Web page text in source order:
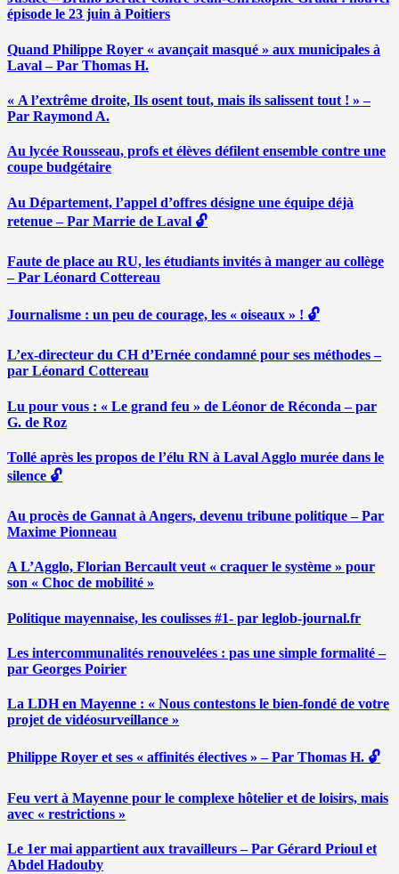
épisode le 23 juin à Poitiers
Quand Philippe Royer « avançait masqué » aux municipales à
Laval – Par Thomas H.
« A l’extrême droite, Ils osent tout, mais ils salissent tout ! » –
Par Raymond A.
Au lycée Rousseau, profs et élèves défilent ensemble contre une
coupe budgétaire
Au Département, l’appel d’offres désigne une équipe déjà
retenue – Par Marrie de Laval 🔓
Faute de place au RU, les étudiants invités à manger au collège
– Par Léonard Cottereau
Journalisme : un peu de courage, les « oiseaux » ! 🔓
L’ex-directeur du CH d’Ernée condamné pour ses méthodes –
par Léonard Cottereau
Lu pour vous : « Le grand feu » de Léonor de Réconda – par
G. de Roz
Tollé après les propos de l’élu RN à Laval Agglo murée dans le
silence 🔓
Au procès de Gannat à Angers, devenu tribune politique – Par
Maxime Pionneau
A L’Agglo, Florian Bercault veut « craquer le système » pour
son « Choc de mobilité »
Politique mayennaise, les coulisses #1- par leglob-journal.fr
Les intercommunalités renouvelées : pas une simple formalité –
par Georges Poirier
La LDH en Mayenne : « Nous contestons le bien-fondé de votre
projet de vidéosurveillance »
Philippe Royer et ses « affinités électives » – Par Thomas H. 🔓
Feu vert à Mayenne pour le complexe hôtelier et de loisirs, mais
avec « restrictions »
Le 1er mai appartient aux travailleurs – Par Gérard Prioul et
Abdel Hadouby